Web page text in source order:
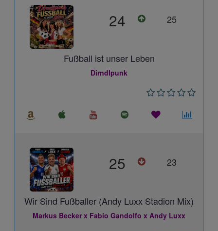
24 25
Fußball ist unser Leben
Dirndlpunk
25 23
Wir Sind Fußballer (Andy Luxx Stadion Mix)
Markus Becker x Fabio Gandolfo x Andy Luxx